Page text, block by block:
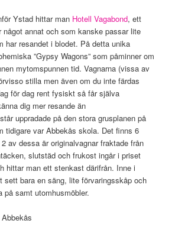
Ystad hittar man Hotell Vagabond, ett
något annat och som kanske passar lite
har resandet i blodet. På detta unika
”Gypsy Wagons” som påminner om
mytomspunnen tid. Vagnarna (vissa av
stilla men även om du inte färdas
för dag rent fysiskt så får själva
dig mer resande än
uppradade på den stora grusplanen på
tidigare var Abbekås skola. Det finns 6
av dessa är originalvagnar fraktade från
slutstäd och frukost ingår i priset
hittar man ett stenkast därifrån. Inne i
sett bara en säng, lite förvaringsskåp och
samt utomhusmöbler.